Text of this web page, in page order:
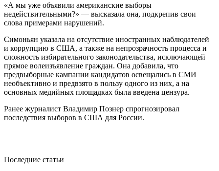
«А мы уже объявили американские выборы
недействительными?» — высказала она, подкрепив свои
слова примерами нарушений.
Симоньян указала на отсутствие иностранных наблюдателей
и коррупцию в США, а также на непрозрачность процесса и
сложность избирательного законодательства, исключающей
прямое волеизъявление граждан. Она добавила, что
предвыборные кампании кандидатов освещались в СМИ
необъективно и предвзято в пользу одного из них, а на
основных медийных площадках была введена цензура.
Ранее журналист Владимир Познер спрогнозировал
последствия выборов в США для России.
Последние статьи